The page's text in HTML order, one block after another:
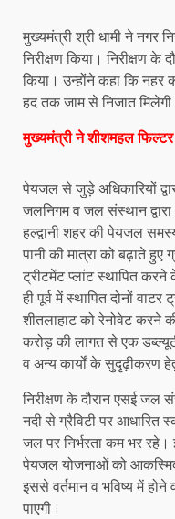
मुख्यमंत्री श्री धामी ने नगर
निरीक्षण किया। निरीक्षण के
किया। उन्होंने कहा कि नहर
हद तक जाम से निजात
मुख्यमंत्री ने शीशमहल फिल्टर
पेयजल से जुड़े अधिकारियों
जलनिगम व जल संस्थान
हल्द्वानी शहर की पेयजल
पानी की मात्रा को बढ़ाते हुए
ट्रीटमेंट प्लांट स्थापित
ही पूर्व में स्थापित दोनों
शीतलाहाट को रेनोवेट करने
करोड़ की लागत से एक
व अन्य कार्यों के सुदृढ़ीकरण
निरीक्षण के दौरान एसई जल
नदी से ग्रैविटी पर आधारित
जल पर निर्भरता कम भर
पेयजल योजनाओं को
इससे वर्तमान व भविष्य में
पाएगी।